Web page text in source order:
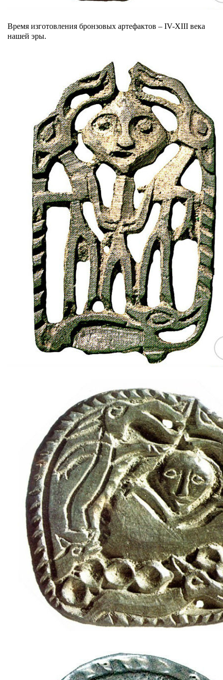
Время изготовления бронзовых артефактов – IV-XIII века
нашей эры.